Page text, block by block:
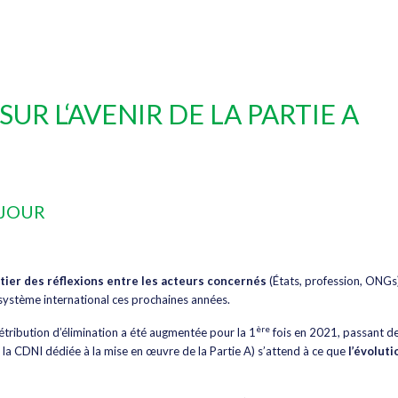
L‘AVENIR DE LA PARTIE A
des réflexions entre les acteurs concernés (États, profession,
international ces prochaines années.
d’élimination a été augmentée pour la 1 èrefois en 2021, passant
CDNI dédiée à la mise en œuvre de la Partie A) s’attend à ce que